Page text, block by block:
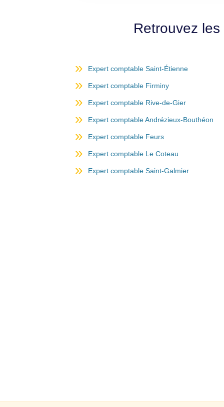
Retrouvez
Expert comptable Saint-Étienne
Expert comptable Firminy
Expert comptable Rive-de-Gier
Expert comptable Andrézieux-Bouthéon
Expert comptable Feurs
Expert comptable Le Coteau
Expert comptable Saint-Galmier